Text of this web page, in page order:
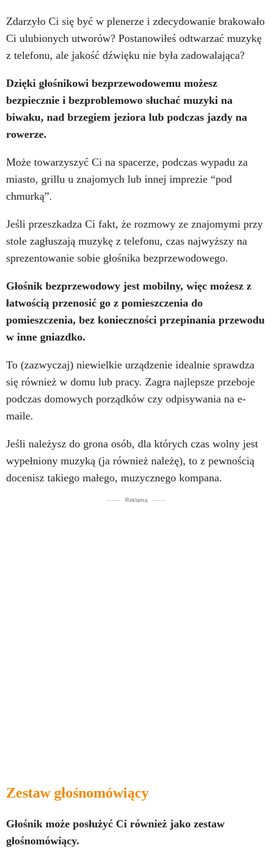
Zdarzyło Ci się być w plenerze i zdecydowanie brakowało
Ci ulubionych utworów? Postanowiłeś odtwarzać muzykę
z telefonu, ale jakość dźwięku nie była zadowalająca?
Dzięki głośnikowi bezprzewodowemu możesz
bezpiecznie i bezproblemowo słuchać muzyki na
biwaku, nad brzegiem jeziora lub podczas jazdy na
rowerze.
Może towarzyszyć Ci na spacerze, podczas wypadu za
miasto, grillu u znajomych lub innej imprezie “pod
chmurką”.
Jeśli przeszkadza Ci fakt, że rozmowy ze znajomymi przy
stole zagłuszają muzykę z telefonu, czas najwyższy na
sprezentowanie sobie głośnika bezprzewodowego.
Głośnik bezprzewodowy jest mobilny, więc możesz z
łatwością przenosić go z pomieszczenia do
pomieszczenia, bez konieczności przepinania przewodu
w inne gniazdko.
To (zazwyczaj) niewielkie urządzenie idealnie sprawdza
się również w domu lub pracy. Zagra najlepsze przeboje
podczas domowych porządków czy odpisywania na e-
maile.
Jeśli należysz do grona osób, dla których czas wolny jest
wypełniony muzyką (ja również należę), to z pewnością
docenisz takiego małego, muzycznego kompana.
Reklama
Zestaw głośnomówiący
Głośnik może posłużyć Ci również jako zestaw
głośnomówiący.